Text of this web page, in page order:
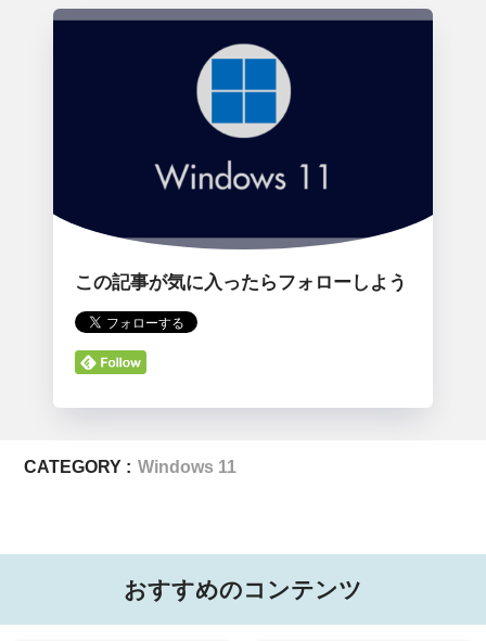
この記事が気に入ったらフォローしよう
CATEGORY : Windows 11
おすすめのコンテンツ